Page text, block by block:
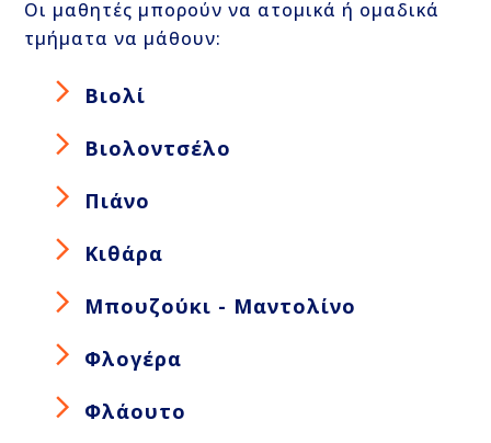
Οι μαθητές μπορούν να ατομικά ή ομαδικά
τμήματα να μάθουν:
Βιολί
Βιολοντσέλο
Πιάνο
Κιθάρα
Μπουζούκι - Μαντολίνο
Φλογέρα
Φλάουτο